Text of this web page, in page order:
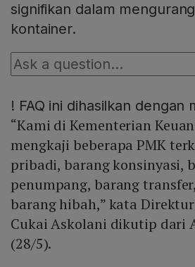
signifikan dalam
kontainer.
! FAQ ini dihasilkan dengan
“Kami di Kementerian
mengkaji beberapa PMK
pribadi, barang konsinyasi,
penumpang, barang
barang hibah,” kata
Cukai Askolani dikutip dari
(28/5).